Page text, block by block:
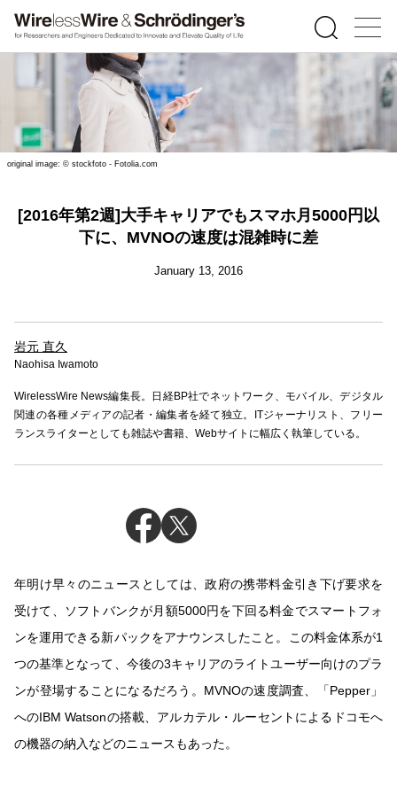
original image: © stockfoto - Fotolia.com
[2016年第2週]大手キャリアでもスマホ月5000円以
下に、MVNOの速度は混雑時に差
January 13, 2016
岩元 直久
Naohisa Iwamoto
WirelessWire News編集長。日経BP社でネットワーク、モバイル、デジタル
関連の各種メディアの記者・編集者を経て独立。ITジャーナリスト、フリー
ランスライターとしても雑誌や書籍、Webサイトに幅広く執筆している。
年明け早々のニュースとしては、政府の携帯料金引き下げ要求を
受けて、ソフトバンクが月額5000円を下回る料金でスマートフォ
ンを運用できる新パックをアナウンスしたこと。この料金体系が1
つの基準となって、今後の3キャリアのライトユーザー向けのプラ
ンが登場することになるだろう。MVNOの速度調査、「Pepper」
へのIBM Watsonの搭載、アルカテル・ルーセントによるドコモへ
の機器の納入などのニュースもあった。